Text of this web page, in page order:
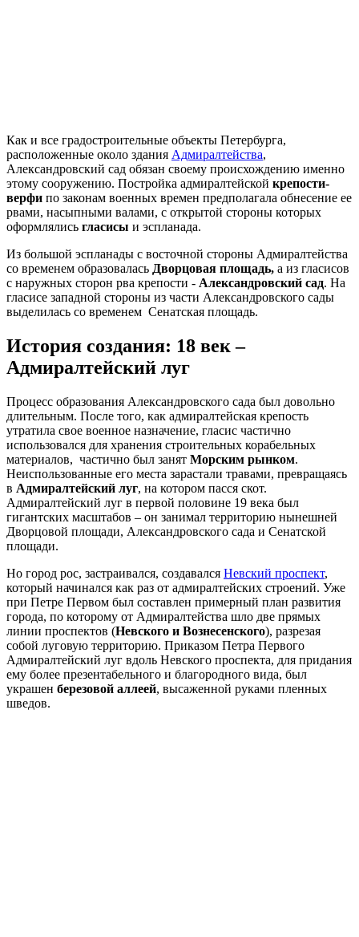
Как и все градостроительные объекты Петербурга,
расположенные около здания Адмиралтейства,
Александровский сад обязан своему происхождению именно
этому сооружению. Постройка адмиралтейской крепости-
верфи по законам военных времен предполагала обнесение ее
рвами, насыпными валами, с открытой стороны которых
оформлялись гласисы и эспланада.
Из большой эспланады с восточной стороны Адмиралтейства
со временем образовалась Дворцовая площадь, а из гласисов
с наружных сторон рва крепости - Александровский сад. На
гласисе западной стороны из части Александровского сады
выделилась со временем Сенатская площадь.
История создания: 18 век –
Адмиралтейский луг
Процесс образования Александровского сада был довольно
длительным. После того, как адмиралтейская крепость
утратила свое военное назначение, гласис частично
использовался для хранения строительных корабельных
материалов, частично был занят Морским рынком.
Неиспользованные его места зарастали травами, превращаясь
в Адмиралтейский луг, на котором пасся скот.
Адмиралтейский луг в первой половине 19 века был
гигантских масштабов – он занимал территорию нынешней
Дворцовой площади, Александровского сада и Сенатской
площади.
Но город рос, застраивался, создавался Невский проспект,
который начинался как раз от адмиралтейских строений. Уже
при Петре Первом был составлен примерный план развития
города, по которому от Адмиралтейства шло две прямых
линии проспектов (Невского и Вознесенского), разрезая
собой луговую территорию. Приказом Петра Первого
Адмиралтейский луг вдоль Невского проспекта, для придания
ему более презентабельного и благородного вида, был
украшен березовой аллеей, высаженной руками пленных
шведов.